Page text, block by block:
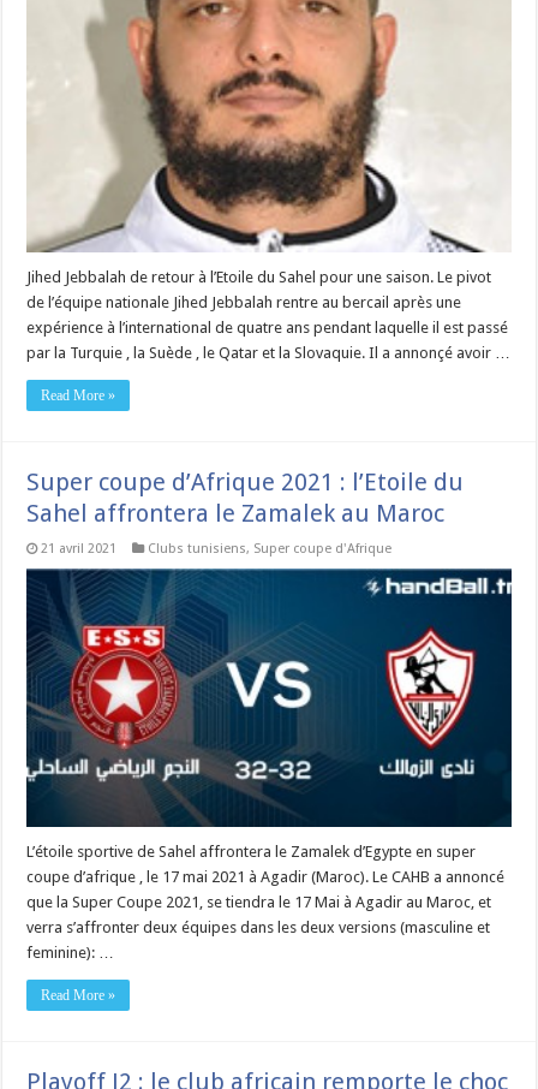
Jihed Jebbalah de retour à l’Etoile du Sahel pour une saison. Le pivot
de l’équipe nationale Jihed Jebbalah rentre au bercail après une
expérience à l’international de quatre ans pendant laquelle il est passé
par la Turquie , la Suède , le Qatar et la Slovaquie. Il a annonçé avoir …
Read More »
Super coupe d’Afrique 2021 : l’Etoile du
Sahel affrontera le Zamalek au Maroc
21 avril 2021 Clubs tunisiens, Super coupe d'Afrique
L’étoile sportive de Sahel affrontera le Zamalek d’Egypte en super
coupe d’afrique , le 17 mai 2021 à Agadir (Maroc). Le CAHB a annoncé
que la Super Coupe 2021, se tiendra le 17 Mai à Agadir au Maroc, et
verra s’affronter deux équipes dans les deux versions (masculine et
feminine): …
Read More »
Playoff J2 : le club africain remporte le choc